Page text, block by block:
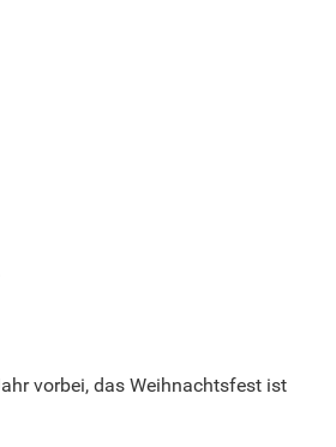
vorbei, das Weihnachtsfest ist